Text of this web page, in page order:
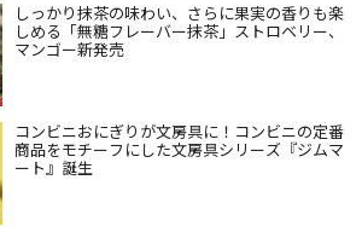
しっかり抹茶の味わい、さらに果実の香りも楽
しめる「無糖フレーバー抹茶」ストロベリー、
マンゴー新発売
コンビニおにぎりが文房具に！コンビニの定番
商品をモチーフにした文房具シリーズ『ジムマ
ート』誕生